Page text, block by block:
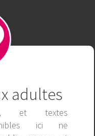
adultes
et textes
ici ne